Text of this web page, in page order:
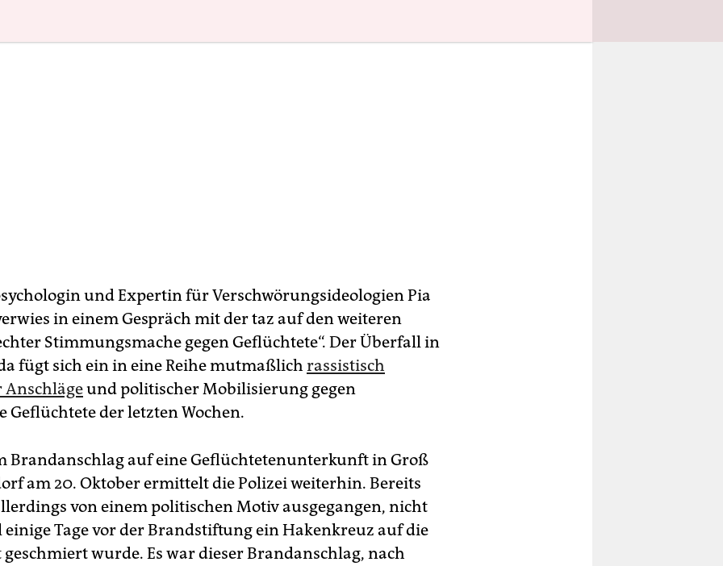
und Expertin für Verschwörungsideologien Pia
in einem Gespräch mit der taz auf den weiteren
Stimmungsmache gegen Geflüchtete“. Der Überfall in
fügt sich ein in eine Reihe mutmaßlich rassistisch
und politischer Mobilisierung gegen
Geflüchtete der letzten Wochen.
Brandanschlag auf eine Geflüchtetenunterkunft in Groß
am 20. Oktober ermittelt die Polizei weiterhin. Bereits
von einem politischen Motiv ausgegangen, nicht
einige Tage vor der Brandstiftung ein Hakenkreuz auf die
wurde. Es war dieser Brandanschlag, nach